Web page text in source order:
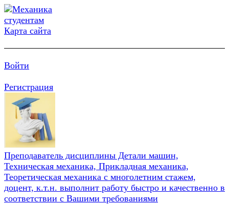
Карта сайта
Войти
Регистрация
Преподаватель дисциплины Детали машин,
Техническая механика, Прикладная механика,
Теоретическая механика с многолетним стажем,
доцент, к.т.н. выполнит работу быстро и качественно в
соответствии с Вашими требованиями